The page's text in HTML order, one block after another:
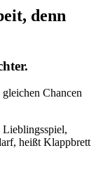
denn
Chancen
Lieblingsspiel,
heißt Klappbrett